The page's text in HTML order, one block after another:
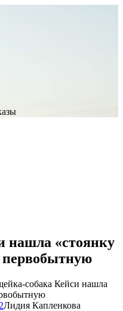
нашла «стоянку
первобытную
собака Кейси нашла
Лидия Капленкова